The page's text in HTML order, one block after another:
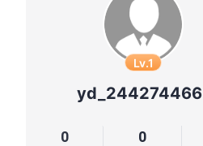
Lv.1
yd_244274466
0 0